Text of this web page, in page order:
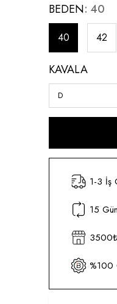
BEDEN 40
40 42
KAVALA
1-3 İş
15
%100